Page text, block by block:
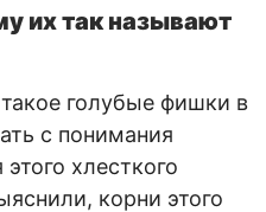
их так называют
голубые фишки в
с понимания
хлесткого
корни этого